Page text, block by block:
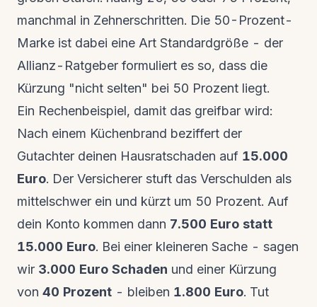
manchmal in Zehnerschritten. Die 50-Prozent-
Marke ist dabei eine Art Standardgröße - der
Allianz-Ratgeber formuliert es so, dass die
Kürzung "nicht selten" bei 50 Prozent liegt.
Ein Rechenbeispiel, damit das greifbar wird:
Nach einem Küchenbrand beziffert der
Gutachter deinen Hausratschaden auf 15.000
Euro. Der Versicherer stuft das Verschulden als
mittelschwer ein und kürzt um 50 Prozent. Auf
dein Konto kommen dann 7.500 Euro statt
15.000 Euro. Bei einer kleineren Sache - sagen
wir 3.000 Euro Schaden und einer Kürzung
von 40 Prozent - bleiben 1.800 Euro. Tut